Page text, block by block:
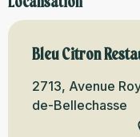
Bleu Citron
2713, Avenue
de-Bellechasse